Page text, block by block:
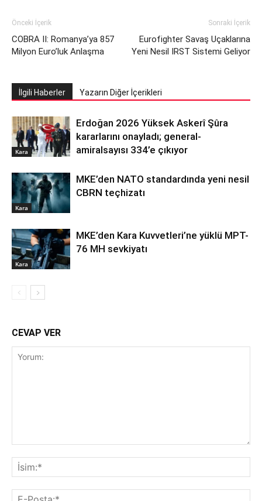
Önceki İçerik
COBRA II: Romanya’ya 857
Milyon Euro’luk Anlaşma
Sonraki İçerik
Eurofighter Savaş Uçaklarına
Yeni Nesil IRST Sistemi Geliyor
İlgili Haberler Yazarın Diğer İçerikleri
Kara
Erdoğan 2026 Yüksek Askerî Şûra
kararlarını onayladı; general-
amiralsayısı 334’e çıkıyor
Kara
MKE’den NATO standardında yeni nesil
CBRN teçhizatı
Kara
MKE’den Kara Kuvvetleri’ne yüklü MPT-
76 MH sevkiyatı
CEVAP VER